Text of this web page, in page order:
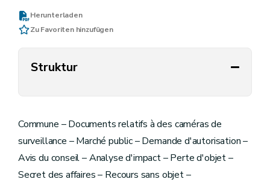
Herunterladen
Zu Favoriten hinzufügen
Struktur
Commune – Documents relatifs à des caméras de
surveillance – Marché public – Demande d'autorisation –
Avis du conseil – Analyse d'impact – Perte d'objet –
Secret des affaires – Recours sans objet –